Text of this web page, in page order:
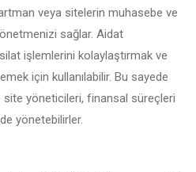
veya sitelerin muhasebe ve
sağlar. Aidat
işlemlerini kolaylaştırmak ve
için kullanılabilir. Bu sayede
yöneticileri, finansal süreçleri
yönetebilirler.